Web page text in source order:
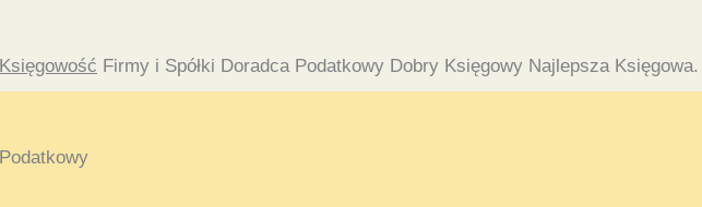
Księgowość Firmy i Spółki Doradca Podatkowy Dobry Księgowy Najlepsza Księgowa.